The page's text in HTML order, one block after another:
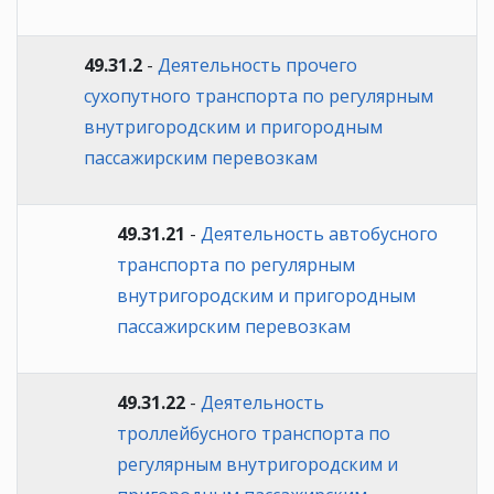
49.31.2 - Деятельность прочего
сухопутного транспорта по регулярным
внутригородским и пригородным
пассажирским перевозкам
49.31.21 - Деятельность автобусного
транспорта по регулярным
внутригородским и пригородным
пассажирским перевозкам
49.31.22 - Деятельность
троллейбусного транспорта по
регулярным внутригородским и